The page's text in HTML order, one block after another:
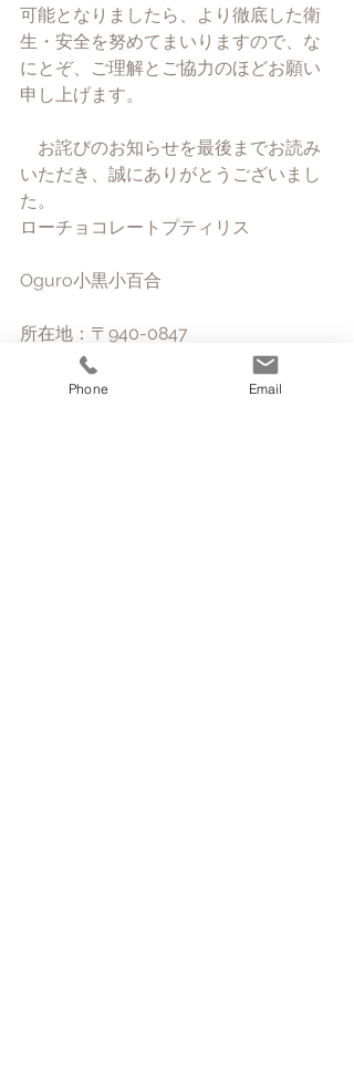
可能となりましたら、より徹底した衛
生・安全を努めてまいりますので、な
にとぞ、ご理解とご協力のほどお願い
申し上げます。
お詫びのお知らせを最後までお読み
いただき、誠にありがとうございまし
た。
ローチョコレートプティリス
Oguro小黒小百合
所在地：〒940-0847
新潟県長岡市土合町235番地
Phone Email